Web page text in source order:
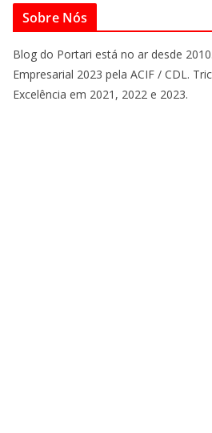
Sobre Nós
Blog do Portari está no ar desde
Empresarial 2023 pela ACIF / CDL.
Excelência em 2021, 2022 e 2023.